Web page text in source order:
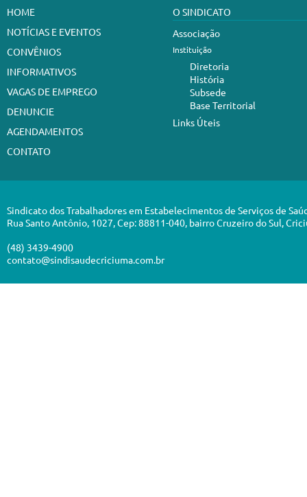
HOME
NOTÍCIAS E EVENTOS
CONVÊNIOS
INFORMATIVOS
VAGAS DE EMPREGO
DENUNCIE
AGENDAMENTOS
CONTATO
O SINDICATO
Associação
Instituição
Diretoria
História
Subsede
Base Territorial
Links Úteis
Sindicato dos Trabalhadores em Estabelecimentos de Serviços de
Rua Santo Antônio, 1027, Cep: 88811-040, bairro Cruzeiro do Sul,
(48) 3439-4900
contato@sindisaudecriciuma.com.br